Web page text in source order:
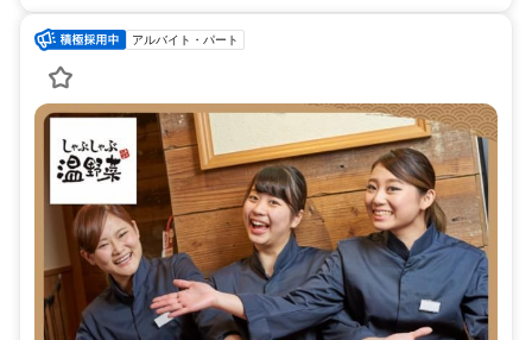
アルバイト・パート